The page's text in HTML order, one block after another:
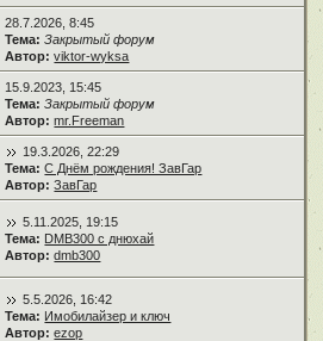
28.7.2026, 8:45
Тема: Закрытый форум
Автор: viktor-wyksa
15.9.2023, 15:45
Тема: Закрытый форум
Автор: mr.Freeman
19.3.2026, 22:29
Тема: С Днём рождения! ЗавГар
Автор: ЗавГар
5.11.2025, 19:15
Тема: DMB300 с днюхай
Автор: dmb300
5.5.2026, 16:42
Тема: Имобилайзер и ключ
Автор: ezop